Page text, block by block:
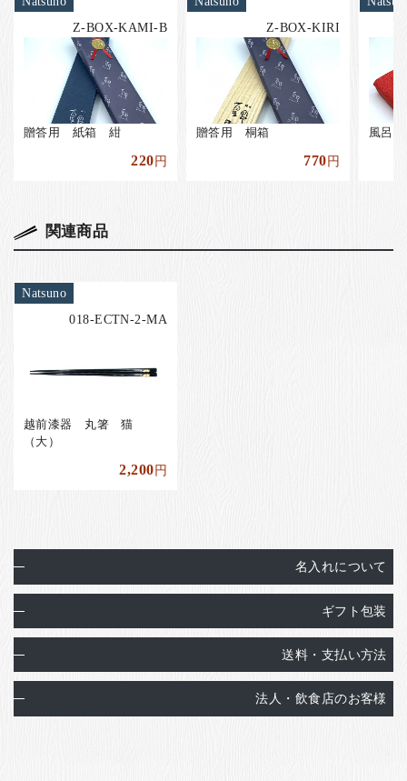
Z-BOX-KAMI-B
贈答用 紙箱 紺
220円
Z-BOX-KIRI
贈答用 桐箱
770円
風呂
関連商品
Natsuno
018-ECTN-2-MA
越前漆器 丸箸 猫
（大）
2,200円
名入れについて
ギフト包装
送料・支払い方法
法人・飲食店のお客様